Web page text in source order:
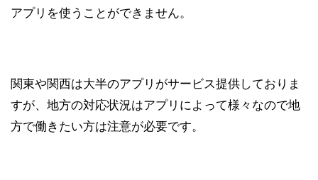
アプリを使うことができません。
関東や関西は大半のアプリがサービス提供しておりま
すが、地方の対応状況はアプリによって様々なので地
方で働きたい方は注意が必要です。